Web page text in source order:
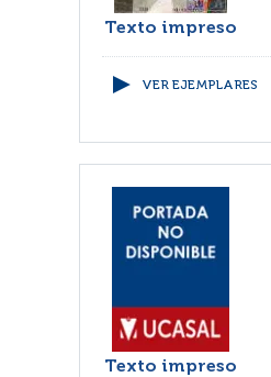
Texto impreso
VER EJEMPLARES
Texto impreso